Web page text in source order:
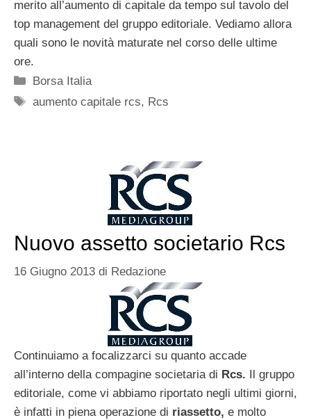
merito all’aumento di capitale da tempo sul tavolo del
top management del gruppo editoriale. Vediamo allora
quali sono le novità maturate nel corso delle ultime
ore.
Categorie
Borsa Italia
Tag
aumento capitale rcs, Rcs
Nuovo assetto societario Rcs
16 Giugno 2013 di Redazione
Continuiamo a focalizzarci su quanto accade
all’interno della compagine societaria di Rcs. Il gruppo
editoriale, come vi abbiamo riportato negli ultimi giorni,
è infatti in piena operazione di riassetto, e molto